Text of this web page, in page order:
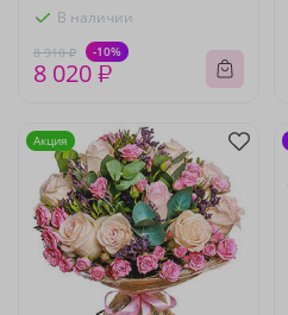
В наличии
8 910 ₽ -10%
8 020 ₽
Акция